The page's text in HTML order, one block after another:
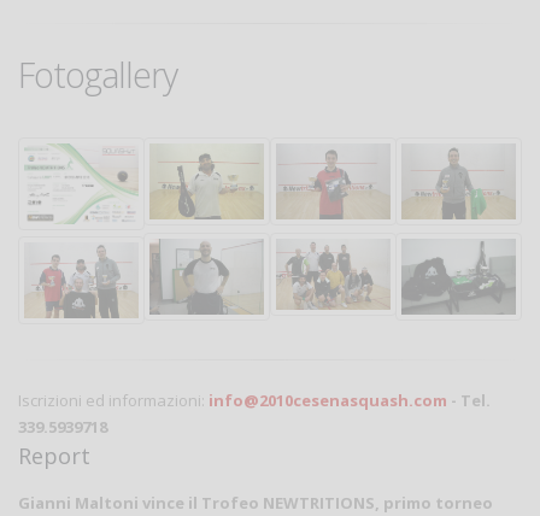
Fotogallery
Iscrizioni ed informazioni: info@2010cesenasquash.com - Tel.
339.5939718
Report
Gianni Maltoni vince il Trofeo NEWTRITIONS, primo torneo